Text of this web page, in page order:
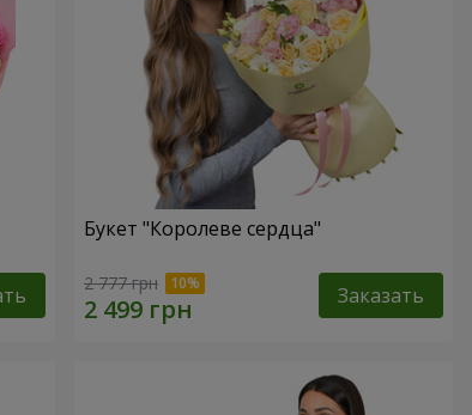
Букет "Королеве сердца"
2 777 грн Заказать